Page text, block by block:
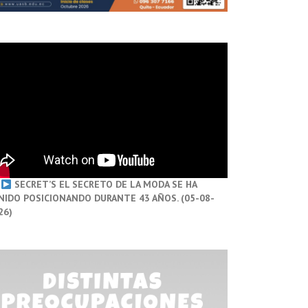
SECRET’S EL SECRETO DE LA MODA SE HA
POSICIONANDO DURANTE 43 AÑOS. (05-08-